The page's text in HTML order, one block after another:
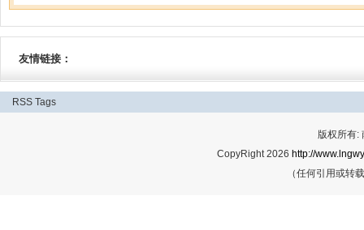
友情链接：
RSS Tags
版权所有:
CopyRight 2026 http://
（任何引用或转